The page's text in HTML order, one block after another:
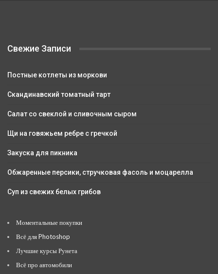
Свежие Записи
Постные котлеты из моркови
Скандинавский томатный тарт
Салат со свеклой и сливочным сыром
Щи на говяжьем ребре с гречкой
Закуска для пикника
Обжаренные персики, стручковая фасоль и моцарелла
Суп из свежих белых грибов
Моментальные покупки
Всё для Photoshop
Лучшие курсы Рунета
Всё про автомобили